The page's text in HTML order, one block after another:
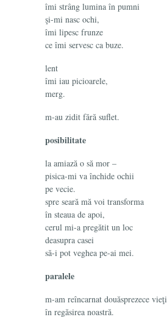
îmi strâng lumina în pumni
şi-mi nasc ochi,
îmi lipesc frunze
ce îmi servesc ca buze.
lent
îmi iau picioarele,
merg.
m-au zidit fără suflet.
posibilitate
la amiază o să mor –
pisica-mi va închide ochii
pe vecie.
spre seară mă voi transforma
în steaua de apoi,
cerul mi-a pregătit un loc
deasupra casei
să-i pot veghea pe-ai mei.
paralele
m-am reîncarnat douăsprezece vieţi
în regăsirea noastră.